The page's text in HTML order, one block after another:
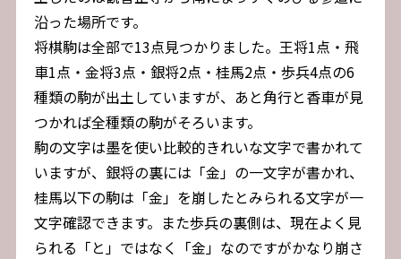
沿った場所です。
将棋駒は全部で13点見つかりました。王将1点・飛
車1点・金将3点・銀将2点・桂馬2点・歩兵4点の6
種類の駒が出土していますが、あと角行と香車が見
つかれば全種類の駒がそろいます。
駒の文字は墨を使い比較的きれいな文字で書かれて
いますが、銀将の裏には「金」の一文字が書かれ、
桂馬以下の駒は「金」を崩したとみられる文字が一
文字確認できます。また歩兵の裏側は、現在よく見
られる「と」ではなく「金」なのですがかなり崩さ